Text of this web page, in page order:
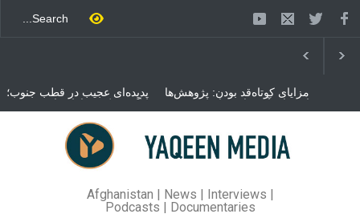
پدیده‌ای عجیب در قطب جنوب؛
پنگوئنی که هزاران بار در روز
می‌خوابد
مزایای کوتاه‌قد بودن: پژوهش‌ها
از فواید آن برای سلامتی
می‌گویند
محمدباقر قالیباف، رئیس
مجلس ایران، با انتقاد تند از
سیاست‌های دونالد ترمپ اعلام
کرد که واشنگتن تلاش دارد با
روند گفتگوها را از مسیر
مذاکره به سمت تسلیم سوق
دهد.
Afghanistan | News | Interviews |
Podcasts | Documentaries